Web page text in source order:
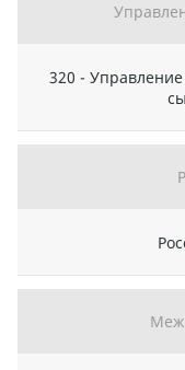
320 -